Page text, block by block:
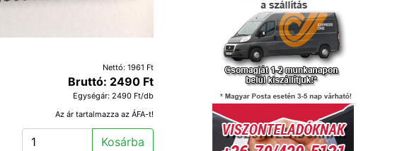
Nettó: 1961 Ft
Bruttó: 2490 Ft
Egységár: 2490 Ft/db
Az ár tartalmazza az ÁFA-t!
Kosárba